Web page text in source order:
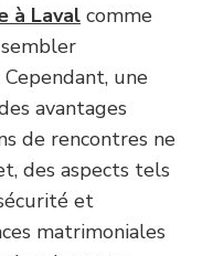
à Laval comme
une
avantages
de rencontres ne
des aspects tels
et
matrimoniales